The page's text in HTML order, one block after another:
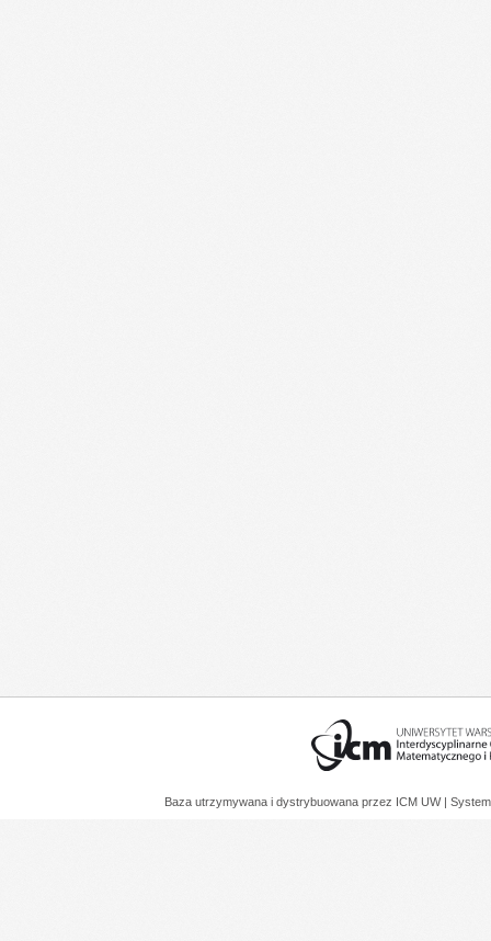
Baza utrzymywana i dystrybuowana przez ICM UW |